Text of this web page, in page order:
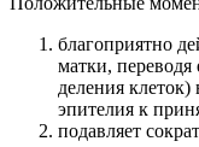
благоприятно
матки,
деления
эпителия к
подавляет